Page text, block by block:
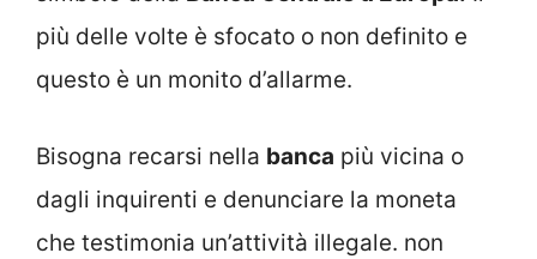
più delle volte è sfocato o non definito e
questo è un monito d’allarme.
Bisogna recarsi nella banca più vicina o
dagli inquirenti e denunciare la moneta
che testimonia un’attività illegale. non